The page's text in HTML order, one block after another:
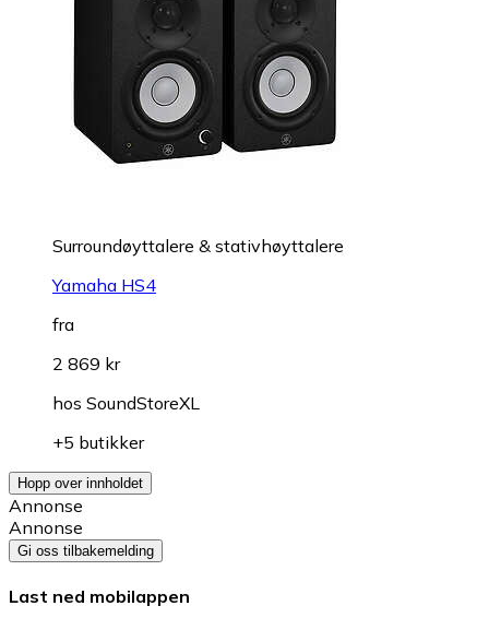
Surroundøyttalere & stativhøyttalere
Yamaha HS4
fra
2 869 kr
hos SoundStoreXL
+5 butikker
Hopp over innholdet
Annonse
Annonse
Gi oss tilbakemelding
Last ned mobilappen